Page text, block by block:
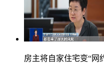
房主将自家住宅变“网